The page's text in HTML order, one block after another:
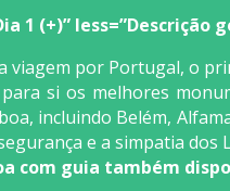
1 (+)”
viagem por Portugal, o
si os melhores
incluindo Belém,
e a simpatia dos
com guia também